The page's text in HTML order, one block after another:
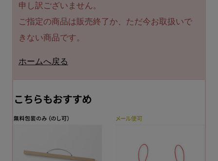
申し訳ございません。
ご指定の商品は販売終了か、ただ今お取扱いで
きない商品です。
ホームへ戻る
こちらもおすすめ